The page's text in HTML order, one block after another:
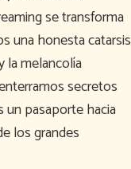
se transforma
una honesta catarsis
la melancolía
secretos
un pasaporte hacia
los grandes